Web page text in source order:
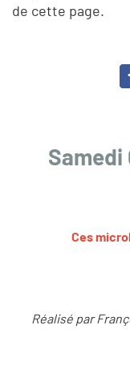
de cette page.
Samedi
Ces
Réalisé par